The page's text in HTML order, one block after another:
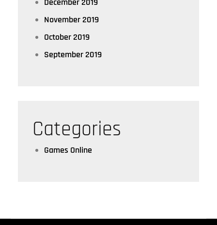
December 2019
November 2019
October 2019
September 2019
Categories
Games Online